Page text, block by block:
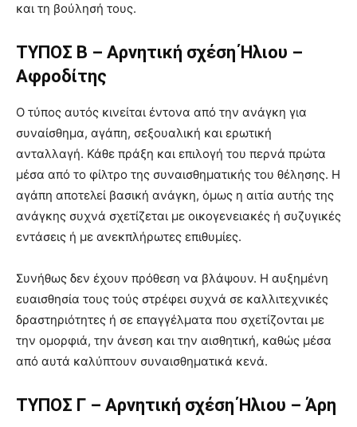
και τη βούλησή τους.
ΤΥΠΟΣ Β – Αρνητική σχέση Ήλιου –
Αφροδίτης
Ο τύπος αυτός κινείται έντονα από την ανάγκη για
συναίσθημα, αγάπη, σεξουαλική και ερωτική
ανταλλαγή. Κάθε πράξη και επιλογή του περνά πρώτα
μέσα από το φίλτρο της συναισθηματικής του θέλησης. Η
αγάπη αποτελεί βασική ανάγκη, όμως η αιτία αυτής της
ανάγκης συχνά σχετίζεται με οικογενειακές ή συζυγικές
εντάσεις ή με ανεκπλήρωτες επιθυμίες.
Συνήθως δεν έχουν πρόθεση να βλάψουν. Η αυξημένη
ευαισθησία τους τούς στρέφει συχνά σε καλλιτεχνικές
δραστηριότητες ή σε επαγγέλματα που σχετίζονται με
την ομορφιά, την άνεση και την αισθητική, καθώς μέσα
από αυτά καλύπτουν συναισθηματικά κενά.
ΤΥΠΟΣ Γ – Αρνητική σχέση Ήλιου – Άρη